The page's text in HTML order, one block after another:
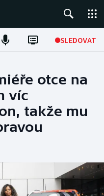
SLEDOVAT
otce na
víc
takže mu